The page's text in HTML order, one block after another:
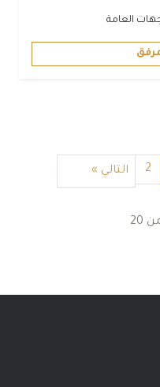
العامة
2 التالي »
20